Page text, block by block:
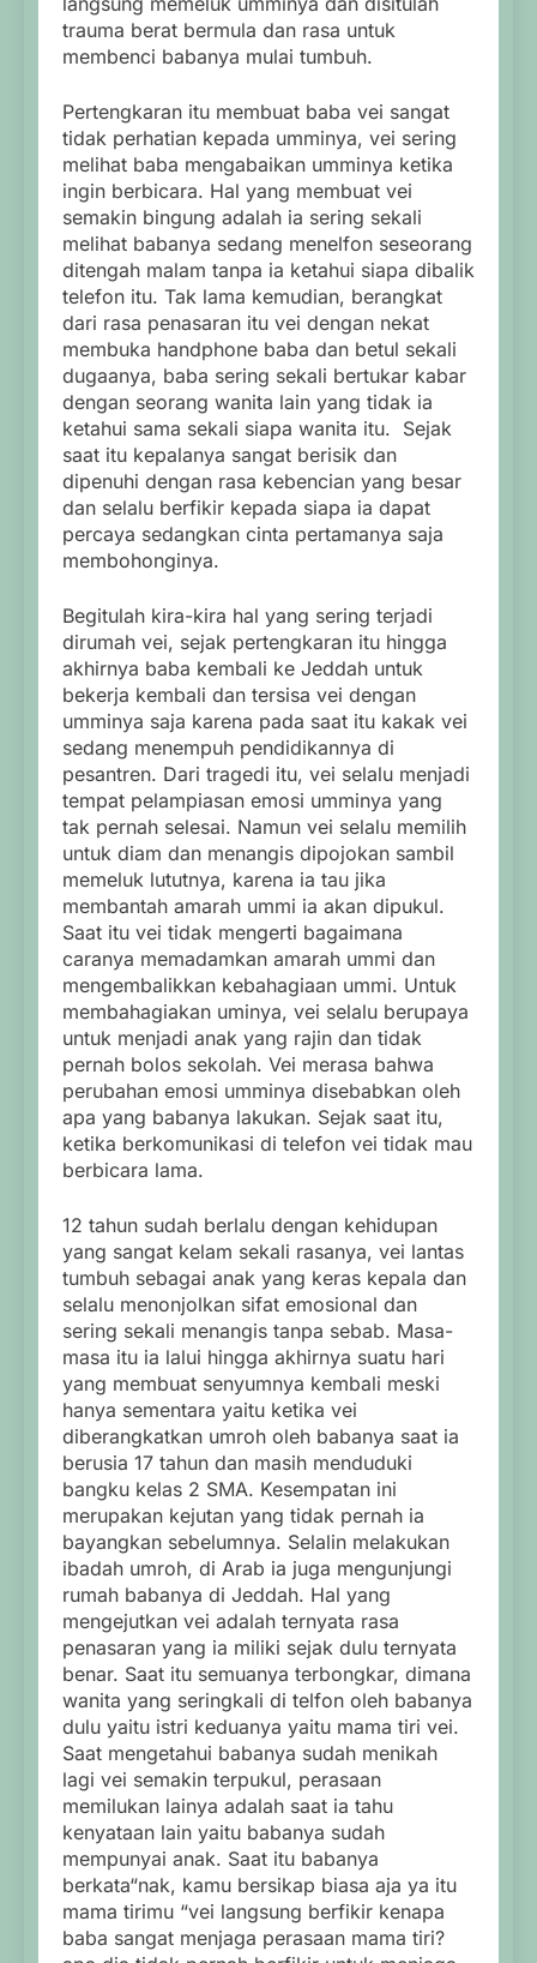
trauma berat bermula dan rasa untuk
membenci babanya mulai tumbuh.
Pertengkaran itu membuat baba vei sangat
tidak perhatian kepada umminya, vei sering
melihat baba mengabaikan umminya ketika
ingin berbicara. Hal yang membuat vei
semakin bingung adalah ia sering sekali
melihat babanya sedang menelfon seseorang
ditengah malam tanpa ia ketahui siapa dibalik
telefon itu. Tak lama kemudian, berangkat
dari rasa penasaran itu vei dengan nekat
membuka handphone baba dan betul sekali
dugaanya, baba sering sekali bertukar kabar
dengan seorang wanita lain yang tidak ia
ketahui sama sekali siapa wanita itu. Sejak
saat itu kepalanya sangat berisik dan
dipenuhi dengan rasa kebencian yang besar
dan selalu berfikir kepada siapa ia dapat
percaya sedangkan cinta pertamanya saja
membohonginya.
Begitulah kira-kira hal yang sering terjadi
dirumah vei, sejak pertengkaran itu hingga
akhirnya baba kembali ke Jeddah untuk
bekerja kembali dan tersisa vei dengan
umminya saja karena pada saat itu kakak vei
sedang menempuh pendidikannya di
pesantren. Dari tragedi itu, vei selalu menjadi
tempat pelampiasan emosi umminya yang
tak pernah selesai. Namun vei selalu memilih
untuk diam dan menangis dipojokan sambil
memeluk lututnya, karena ia tau jika
membantah amarah ummi ia akan dipukul.
Saat itu vei tidak mengerti bagaimana
caranya memadamkan amarah ummi dan
mengembalikkan kebahagiaan ummi. Untuk
membahagiakan uminya, vei selalu berupaya
untuk menjadi anak yang rajin dan tidak
pernah bolos sekolah. Vei merasa bahwa
perubahan emosi umminya disebabkan oleh
apa yang babanya lakukan. Sejak saat itu,
ketika berkomunikasi di telefon vei tidak mau
berbicara lama.
12 tahun sudah berlalu dengan kehidupan
yang sangat kelam sekali rasanya, vei lantas
tumbuh sebagai anak yang keras kepala dan
selalu menonjolkan sifat emosional dan
sering sekali menangis tanpa sebab. Masa-
masa itu ia lalui hingga akhirnya suatu hari
yang membuat senyumnya kembali meski
hanya sementara yaitu ketika vei
diberangkatkan umroh oleh babanya saat ia
berusia 17 tahun dan masih menduduki
bangku kelas 2 SMA. Kesempatan ini
merupakan kejutan yang tidak pernah ia
bayangkan sebelumnya. Selalin melakukan
ibadah umroh, di Arab ia juga mengunjungi
rumah babanya di Jeddah. Hal yang
mengejutkan vei adalah ternyata rasa
penasaran yang ia miliki sejak dulu ternyata
benar. Saat itu semuanya terbongkar, dimana
wanita yang seringkali di telfon oleh babanya
dulu yaitu istri keduanya yaitu mama tiri vei.
Saat mengetahui babanya sudah menikah
lagi vei semakin terpukul, perasaan
memilukan lainya adalah saat ia tahu
kenyataan lain yaitu babanya sudah
mempunyai anak. Saat itu babanya
berkata“nak, kamu bersikap biasa aja ya itu
mama tirimu “vei langsung berfikir kenapa
baba sangat menjaga perasaan mama tiri?